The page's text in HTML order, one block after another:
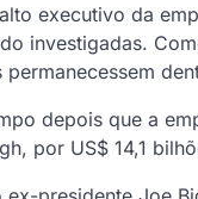
executivo da
investigadas.
depois que a
por US$ 14,1